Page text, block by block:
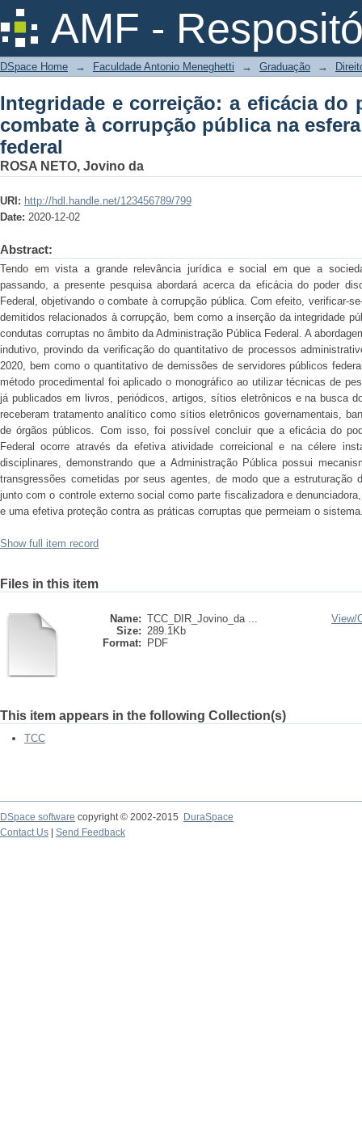
AMF -
Integridade e correição: a eficácia
pública na esfera do poder executivo
DSpace Home → Faculdade Antonio Meneghetti → Graduação →
Integridade e correição: a eficácia do
combate à corrupção pública na
federal
ROSA NETO, Jovino da
URI: http://hdl.handle.net/123456789/799
Date: 2020-12-02
Abstract:
Tendo em vista a grande relevância jurídica e social em que a
passando, a presente pesquisa abordará acerca da eficácia do poder
Federal, objetivando o combate à corrupção pública. Com efeito, verificar-
demitidos relacionados à corrupção, bem como a inserção da integridade
condutas corruptas no âmbito da Administração Pública Federal. A
indutivo, provindo da verificação do quantitativo de processos
2020, bem como o quantitativo de demissões de servidores públicos
método procedimental foi aplicado o monográfico ao utilizar técnicas de
já publicados em livros, periódicos, artigos, sítios eletrônicos e na busca
receberam tratamento analítico como sítios eletrônicos governamentais,
de órgãos públicos. Com isso, foi possível concluir que a eficácia do
Federal ocorre através da efetiva atividade correicional e na célere
disciplinares, demonstrando que a Administração Pública possui
transgressões cometidas por seus agentes, de modo que a estruturação
junto com o controle externo social como parte fiscalizadora e
e uma efetiva proteção contra as práticas corruptas que permeiam o
Show full item record
Files in this item
Name: TCC_DIR_Jovino_da ...
Size: 289.1Kb
Format:
PDF
View/
This item appears in the following Collection(s)
TCC
DSpace software copyright © 2002-2015
DuraSpace
Contact Us
Send Feedback